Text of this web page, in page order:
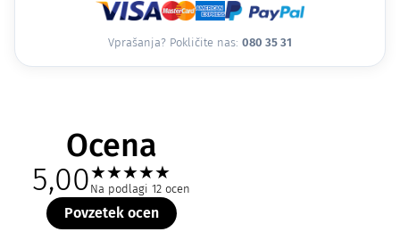
Vprašanja? Pokličite nas: 080 35 31
Ocena
5,00★★★★★
Na podlagi 12 ocen
Povzetek ocen